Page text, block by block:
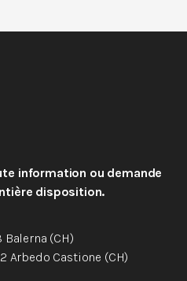
information ou demande
disposition.
(CH)
Arbedo Castione (CH)